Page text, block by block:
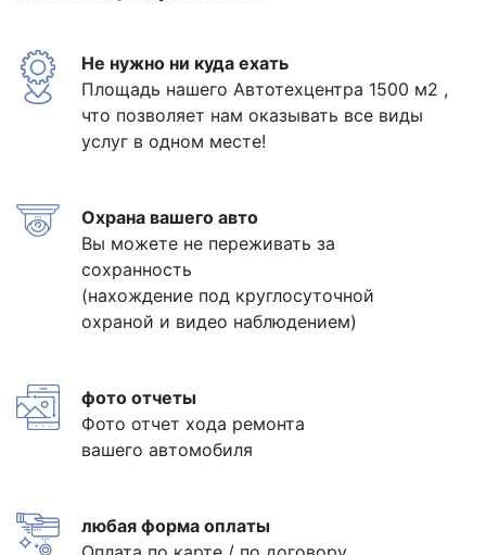
Не нужно ни куда ехать
Площадь нашего Автотехцентра 1500 м2 ,
что позволяет нам оказывать все виды
услуг в одном месте!
Охрана вашего авто
Вы можете не переживать за
сохранность
(нахождение под круглосуточной
охраной и видео наблюдением)
фото отчеты
Фото отчет хода ремонта
вашего автомобиля
любая форма оплаты